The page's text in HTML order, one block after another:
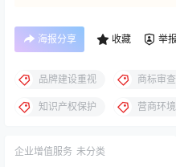
海报分享 收藏 举报
品牌建设重视 商标审
知识产权保护 营商环
企业增值服务 未分类